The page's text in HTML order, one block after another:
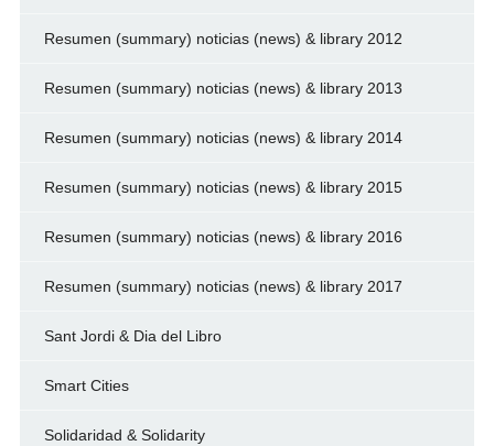
Resumen (summary) noticias (news) & library 2012
Resumen (summary) noticias (news) & library 2013
Resumen (summary) noticias (news) & library 2014
Resumen (summary) noticias (news) & library 2015
Resumen (summary) noticias (news) & library 2016
Resumen (summary) noticias (news) & library 2017
Sant Jordi & Dia del Libro
Smart Cities
Solidaridad & Solidarity